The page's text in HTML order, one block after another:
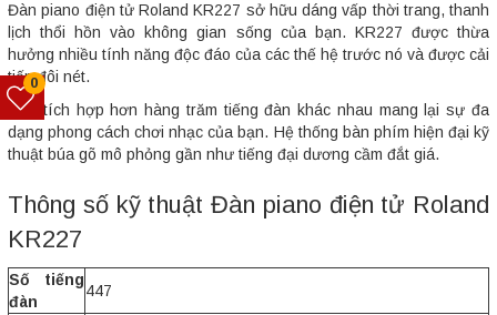
Đàn piano điện tử Roland KR227 sở hữu dáng vấp thời trang, thanh
lịch thổi hồn vào không gian sống của bạn. KR227 được thừa
hưởng nhiều tính năng độc đáo của các thế hệ trước nó và được cải
tiến đôi nét.
Đàn tích hợp hơn hàng trăm tiếng đàn khác nhau mang lại sự đa
dạng phong cách chơi nhạc của bạn. Hệ thống bàn phím hiện đại kỹ
thuật búa gõ mô phỏng gần như tiếng đại dương cầm đắt giá.
Thông số kỹ thuật Đàn piano điện tử Roland
KR227
Số tiếng
đàn
447
0